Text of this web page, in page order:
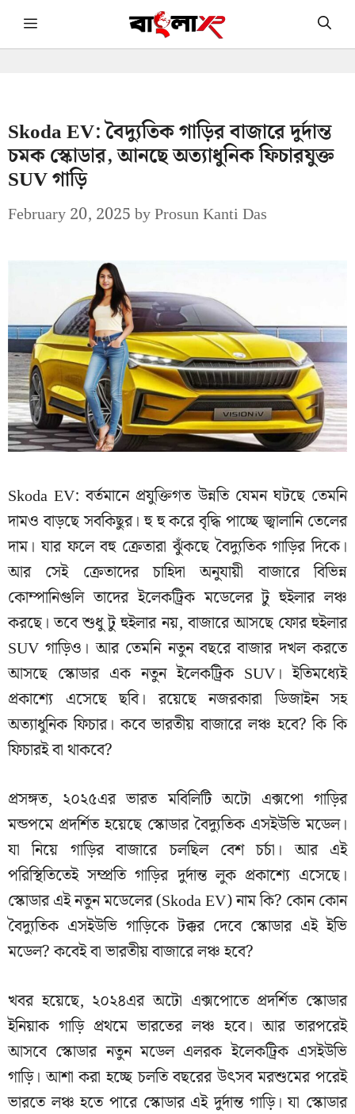
Skip Menu
Skoda EV: বৈদ্যুতিক গাড়ির বাজারে দুর্দান্ত
চমক স্কোডার, আনছে অত্যাধুনিক ফিচারযুক্ত
SUV গাড়ি
February 20, 2025byProsun Kanti Das
Skoda EV: বর্তমানে প্রযুক্তিগত উন্নতি যেমন ঘটছে তেমনি
দামও বাড়ছে সবকিছুর। হু হু করে বৃদ্ধি পাচ্ছে জ্বালানি তেলের
দাম। যার ফলে বহু ক্রেতারা ঝুঁকছে বৈদ্যুতিক গাড়ির দিকে।
আর সেই ক্রেতাদের চাহিদা অনুযায়ী বাজারে বিভিন্ন
কোম্পানিগুলি তাদের ইলেকট্রিক মডেলের টু হুইলার লঞ্চ
করছে। তবে শুধু টু হুইলার নয়, বাজারে আসছে ফোর হুইলার
SUV গাড়িও। আর তেমনি নতুন বছরে বাজার দখল করতে
আসছে স্কোডার এক নতুন ইলেকট্রিক SUV। ইতিমধ্যেই
প্রকাশ্যে এসেছে ছবি। রয়েছে নজরকারা ডিজাইন সহ
অত্যাধুনিক ফিচার। কবে ভারতীয় বাজারে লঞ্চ হবে? কি কি
ফিচারই বা থাকবে?
প্রসঙ্গত, ২০২৫এর ভারত মবিলিটি অটো এক্সপো গাড়ির
মন্ডপমে প্রদর্শিত হয়েছে স্কোডার বৈদ্যুতিক এসইউভি মডেল।
যা নিয়ে গাড়ির বাজারে চলছিল বেশ চর্চা। আর এই
পরিস্থিতিতেই সম্প্রতি গাড়ির দুর্দান্ত লুক প্রকাশ্যে এসেছে।
স্কোডার এই নতুন মডেলের (Skoda EV) নাম কি? কোন কোন
বৈদ্যুতিক এসইউভি গাড়িকে টক্কর দেবে স্কোডার এই ইভি
মডেল? কবেই বা ভারতীয় বাজারে লঞ্চ হবে?
খবর হয়েছে, ২০২৪এর অটো এক্সপোতে প্রদর্শিত স্কোডার
ইনিয়াক গাড়ি প্রথমে ভারতের লঞ্চ হবে। আর তারপরেই
আসবে স্কোডার নতুন মডেল এলরক ইলেকট্রিক এসইউভি
গাড়ি। আশা করা হচ্ছে চলতি বছরের উৎসব মরশুমের পরেই
ভারতে লঞ্চ হতে পারে স্কোডার এই দুর্দান্ত গাড়ি। যা স্কোডার